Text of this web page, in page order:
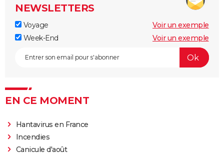
NEWSLETTERS
Voyage
Voir un exemple
Week-End
Voir un exemple
EN CE MOMENT
Hantavirus en France
Incendies
Canicule d'août